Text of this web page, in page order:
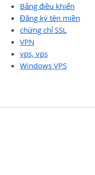
Bảng điều khiển
Đăng ký tên miền
chứng chỉ SSL
VPN
vps, vps
Windows VPS